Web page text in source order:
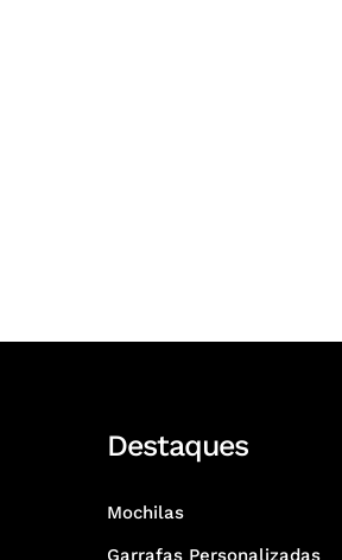
Destaques
Mochilas
Garrafas Personalizadas